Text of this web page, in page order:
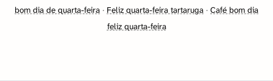
bom dia de quarta-feira · Feliz quarta-feira tartaruga · Café bom dia
feliz quarta-feira